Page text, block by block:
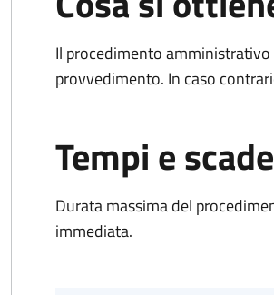
Il procedimento
provvedimento. In caso
Tempi e
Durata massima del
immediata.